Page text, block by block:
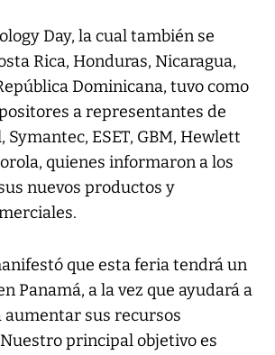
Day, la cual también se
Rica, Honduras, Nicaragua,
Dominicana, tuvo como
a representantes de
ESET, GBM, Hewlett
quienes informaron a los
nuevos productos y
que esta feria tendrá un
Panamá, a la vez que ayudará a
aumentar sus recursos
principal objetivo es